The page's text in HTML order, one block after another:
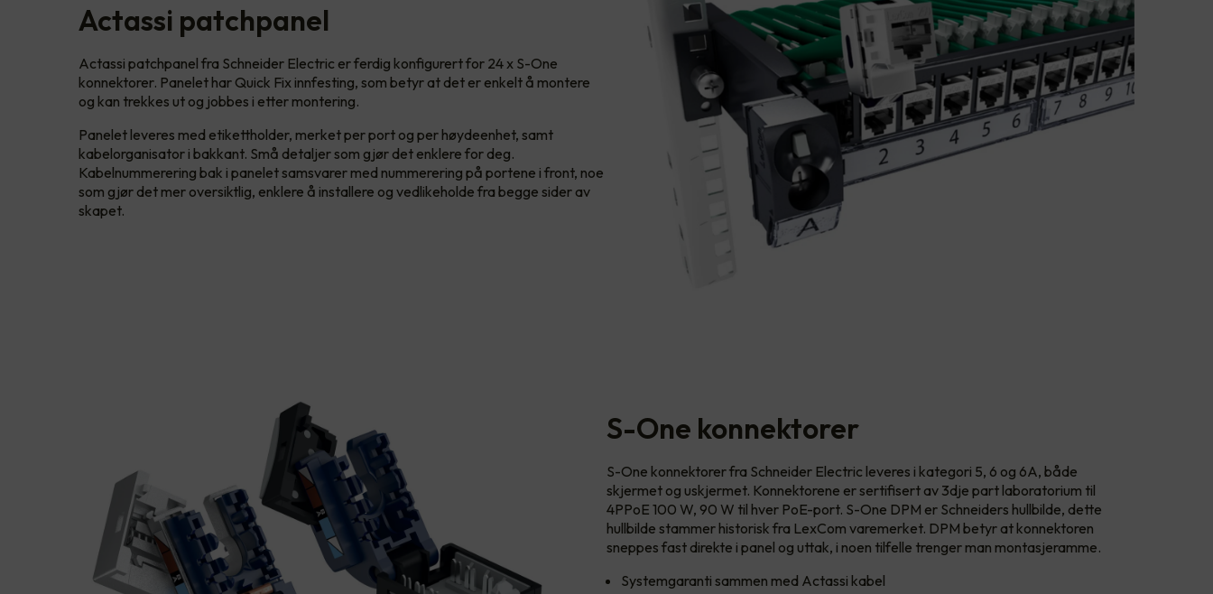
Actassi patchpanel
Actassi patchpanel fra Schneider Electric er ferdig konfigurert for 24 x S-One
konnektorer. Panelet har Quick Fix innfesting, som betyr at det er enkelt å montere
og kan trekkes ut og jobbes i etter montering.
Panelet leveres med etikettholder, merket per port og per høydeenhet, samt
kabelorganisator i bakkant. Små detaljer som gjør det enklere for deg.
Kabelnummerering bak i panelet samsvarer med nummerering på portene i front, noe
som gjør det mer oversiktlig, enklere å installere og vedlikeholde fra begge sider av
skapet.
S-One konnektorer
S-One konnektorer fra Schneider Electric leveres i kategori 5, 6 og 6A, både
skjermet og uskjermet. Konnektorene er sertifisert av 3dje part laboratorium til
4PPoE 100 W, 90 W til hver PoE-port. S-One DPM er Schneiders hullbilde, dette
hullbilde stammer historisk fra LexCom varemerket. DPM betyr at konnektoren
sneppes fast direkte i panel og uttak, i noen tilfelle trenger man montasjeramme.
Systemgaranti sammen med Actassi kabel